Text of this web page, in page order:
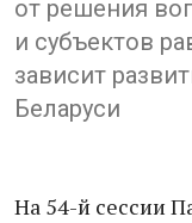
от решения
и субъектов
зависит
Беларуси
На 54-й сессии